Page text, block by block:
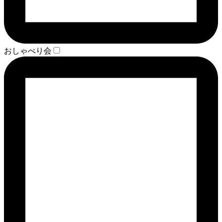
おしゃべり会